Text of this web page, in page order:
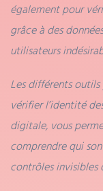
également pour
grâce à des
utilisateurs
Les différents
vérifier l’identité
digitale, vous
comprendre qui
contrôles invisibles